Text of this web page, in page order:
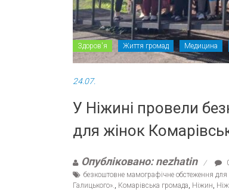
Здоров'я Життя громад Медицина
24.07.
У Ніжині провели
для жінок
Опубліковано: nezhatin
безкоштовне мамографічне обстеження для
Галицького».
Комарівська громада Ніжин